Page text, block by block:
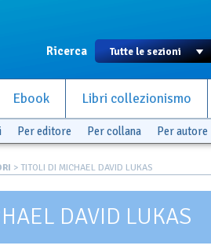
Ricerca
Ebook Libri collezionismo
Per editore Per collana Per autore
> TITOLI DI MICHAEL DAVID LUKAS
DAVID LUKAS